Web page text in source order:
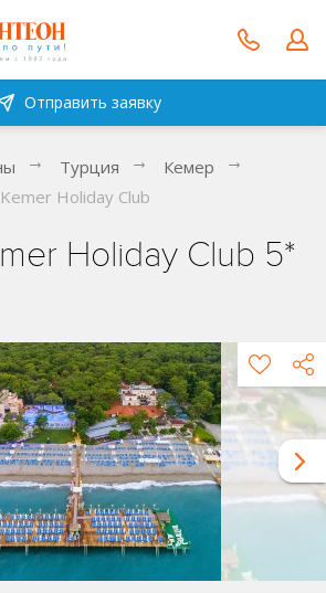
Отправить заявку
Турция
Кемер
Holiday Club
Holiday Club 5*